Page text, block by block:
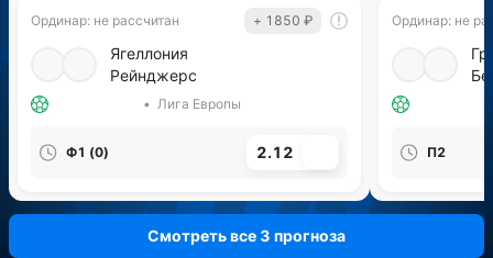
«Рейнджерс» проиграли в девяти
не побеждают уже в восьми играх,
причем уступили семь раз.
«Ягеллония», наоборот, проиграла
всего дважды на дистанции 15
еврокубковых встреч. При этом в
линии минимальными фаворитами
на победу хозяева с форой (0) за
Ординар: не рассчитан + 1850 ₽
Ягеллония
Рейнджерс
• Лига Европы
Ф1 (0) 2.12
«Тромсе»
В свою
прошли
классом
легко
Ординар: не
П2
Смотреть все 3 прогноза